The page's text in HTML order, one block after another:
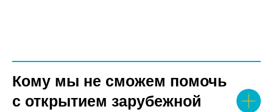
Кому мы не сможем помочь
с открытием зарубежной